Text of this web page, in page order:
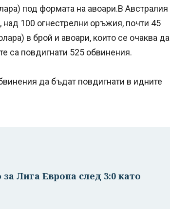
под формата на авоари.В Австралия
над 100 огнестрелни оръжия, почти 45
в брой и авоари, които се очаква да
са повдигнати 525 обвинения.
да бъдат повдигнати в идните
Лига Европа след 3:0 като